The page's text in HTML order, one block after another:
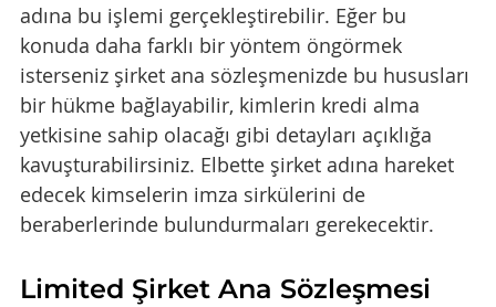
adına bu işlemi gerçekleştirebilir. Eğer bu
konuda daha farklı bir yöntem öngörmek
isterseniz şirket ana sözleşmenizde bu hususları
bir hükme bağlayabilir, kimlerin kredi alma
yetkisine sahip olacağı gibi detayları açıklığa
kavuşturabilirsiniz. Elbette şirket adına hareket
edecek kimselerin imza sirkülerini de
beraberlerinde bulundurmaları gerekecektir.
Limited Şirket Ana Sözleşmesi